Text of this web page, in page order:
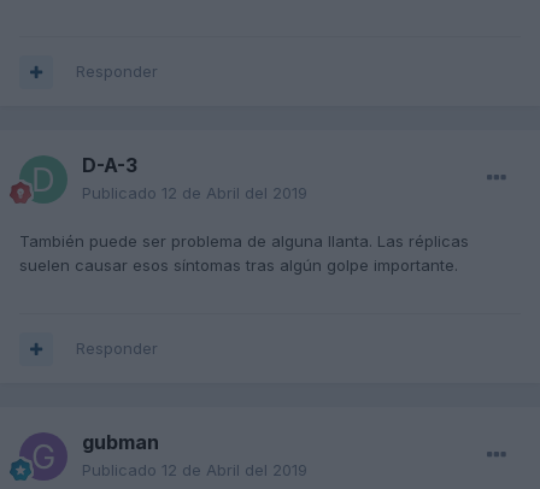
Responder
D-A-3
Publicado 12 de Abril del 2019
También puede ser problema de alguna llanta. Las réplicas
suelen causar esos síntomas tras algún golpe importante.
Responder
gubman
Publicado 12 de Abril del 2019